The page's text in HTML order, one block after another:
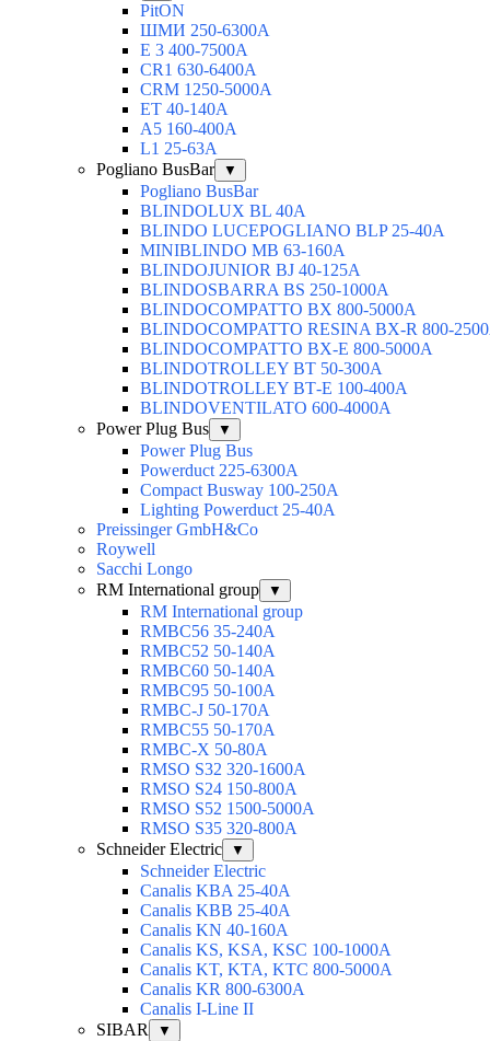
PitON
ШМИ 250-6300А
Е 3 400-7500А
CR1 630-6400А
CRM 1250-5000А
ЕТ 40-140А
А5 160-400А
L1 25-63А
Pogliano BusBar
▼
Pogliano BusBar
BLINDOLUX BL 40А
BLINDO LUCEPOGLIANO BLP 25-40А
MINIBLINDO MB 63-160А
BLINDOJUNIOR BJ 40-125А
BLINDOSBARRA BS 250-1000А
BLINDOCOMPATTO BX 800-5000А
BLINDOCOMPATTO RESINA BX-R 800-
BLINDOCOMPATTO BX-Е 800-5000А
BLINDOTROLLEY ВТ 50-300А
BLINDOTROLLEY ВТ-Е 100-400А
BLINDOVENTILATO 600-4000А
Power Plug Bus
▼
Power Plug Bus
Powerduct 225-6300А
Compact Busway 100-250А
Lighting Powerduct 25-40А
Preissinger GmbH&Co
Roywell
Sacchi Longo
RM International group
▼
RM International group
RMBC56 35-240A
RMBC52 50-140A
RMBC60 50-140A
RMBC95 50-100А
RMBC-J 50-170A
RMBC55 50-170A
RMBC-X 50-80A
RMSO S32 320-1600A
RMSO S24 150-800A
RMSO S52 1500-5000A
RMSO S35 320-800A
Schneider Electric
▼
Schneider Electric
Canalis KBA 25-40A
Canalis KBB 25-40A
Canalis KN 40-160A
Canalis KS, KSA, KSC 100-1000A
Canalis KT, KTA, KTC 800-5000A
Canalis KR 800-6300A
Canalis I-Line II
SIBAR
▼